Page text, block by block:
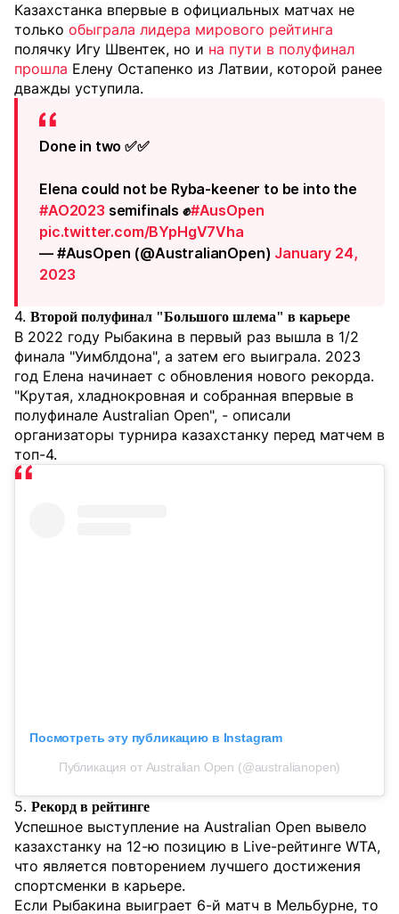
Казахстанка впервые в официальных матчах не
только обыграла лидера мирового рейтинга
полячку Игу Швентек, но и на пути в полуфинал
прошла Елену Остапенко из Латвии, которой ранее
дважды уступила.
Done in two ✅✅
Elena could not be Ryba-keener to be into the
#AO2023 semifinals ✊#AusOpen
pic.twitter.com/BYpHgV7Vha
— #AusOpen (@AustralianOpen) January 24,
2023
4. Второй полуфинал "Большого шлема" в карьере
В 2022 году Рыбакина в первый раз вышла в 1/2
финала "Уимблдона", а затем его выиграла. 2023
год Елена начинает с обновления нового рекорда.
"Крутая, хладнокровная и собранная впервые в
полуфинале Australian Open", - описали
организаторы турнира казахстанку перед матчем в
топ-4.
Посмотреть эту публикацию в Instagram
Публикация от Australian Open (@australianopen)
5. Рекорд в рейтинге
Успешное выступление на Australian Open вывело
казахстанку на 12-ю позицию в Live-рейтинге WTA,
что является повторением лучшего достижения
спортсменки в карьере.
Если Рыбакина выиграет 6-й матч в Мельбурне, то